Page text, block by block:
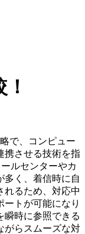
略で、コンピュー
携させる技術を指
ルセンターやカ
多く、着信時に自
れるため、対応中
トが可能になり
瞬時に参照できる
がらスムーズな対